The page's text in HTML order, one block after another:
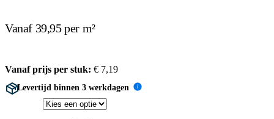
Vanaf 39,95 per m²
Vanaf prijs per stuk: € 7,19
Levertijd binnen 3 werkdagen i